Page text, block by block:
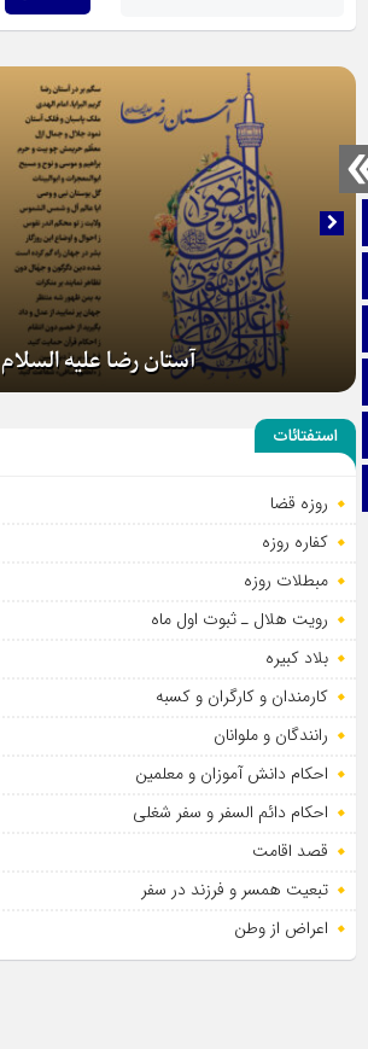
صفحه نخست
آپارات
اینستاگرام
آستان رضا علیه السلام
استفتائات
روزه قضا
کفاره روزه
مبطلات روزه
رویت هلال ـ ثبوت اول ماه
بلاد کبیره
کارمندان و کارگران و کسبه
رانندگان و ملوانان
احکام دانش آموزان و معلمین
احکام دائم السفر و سفر شغلی
قصد اقامت
تبعیت همسر و فرزند در سفر
اعراض از وطن